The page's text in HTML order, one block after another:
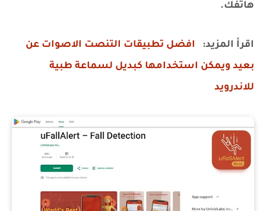
هاتفك.
اقرأ المزيد:
افضل تطبيقات التنصت الاصوات عن
بعيد ويمكن استخدامها كبديل لسماعة طبية
للاندرويد